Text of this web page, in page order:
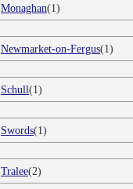
Monaghan(1)
Newmarket-on-Fergus(1)
Schull(1)
Swords(1)
Tralee(2)